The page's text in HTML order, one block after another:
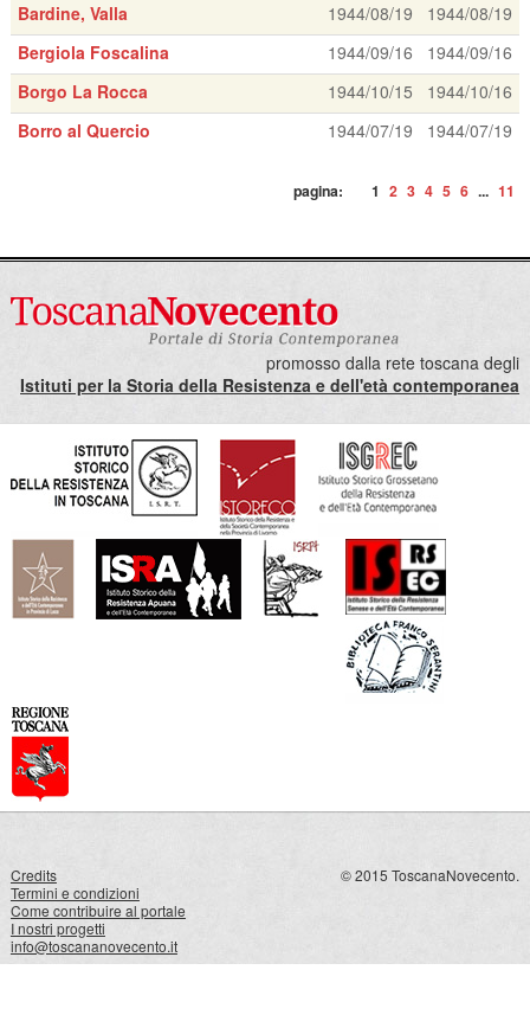
Bardine, Valla
1944/08/19
1944/08/19
Bergiola Foscalina
1944/09/16
1944/09/16
Borgo La Rocca
1944/10/15
1944/10/16
Borro al Quercio
1944/07/19 1944/07/19
pagina: 1 2 3 4 5 6 ... 11
promosso dalla rete toscana degli
Istituti per la Storia della Resistenza e dell'età contemporanea
Credits
Termini e condizioni
Come contribuire al portale
I nostri progetti
info@toscananovecento.it
© 2015 ToscanaNovecento.